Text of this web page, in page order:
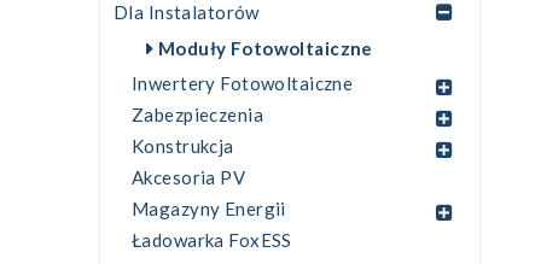
Dla Instalatorów
Moduły Fotowoltaiczne
Inwertery Fotowoltaiczne
Zabezpieczenia
Konstrukcja
Akcesoria PV
Magazyny Energii
Ładowarka FoxESS